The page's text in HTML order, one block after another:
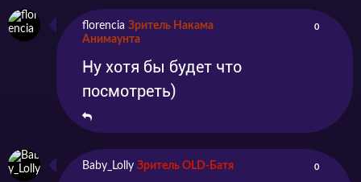
florencia Зритель Накама
Анимаунта
0
Ну хотя бы будет что
посмотреть)
Baby_Lolly Зритель OLD-Батя 0